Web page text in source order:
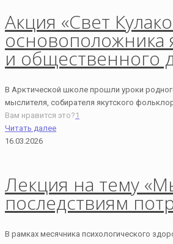
Акция «Свет
основоположника
и общественного
В Арктической школе прошли уроки
мыслителя, собирателя якутского
Вам нравится это?1
Читать далее
16.03.2026
Лекция на тему
последствиям
В рамках месячника психологического